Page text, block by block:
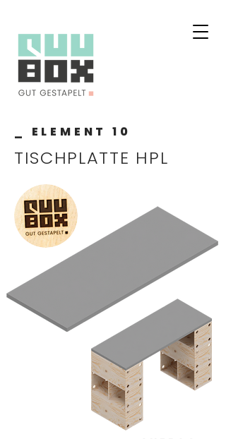
_ ELEMENT 10
TISCHPLATTE HPL